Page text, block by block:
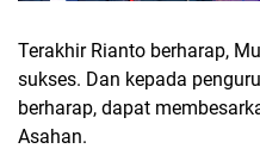
Terakhir Rianto berharap,
sukses. Dan kepada
berharap, dapat
Asahan.